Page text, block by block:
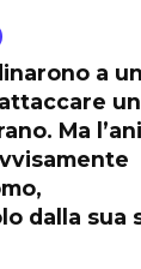
a
un
Ma
dalla sua